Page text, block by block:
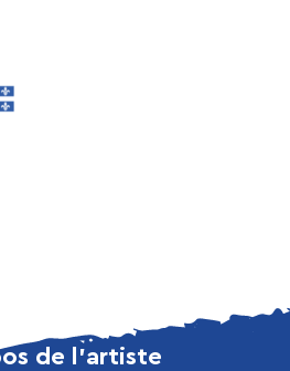
de l’artiste